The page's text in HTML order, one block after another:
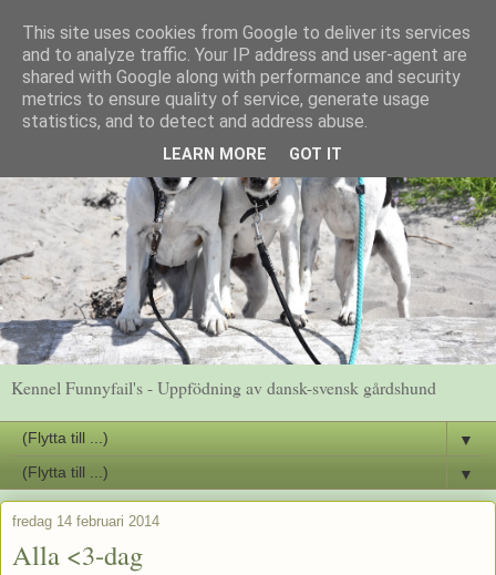
Kennel Funnyfail's - Uppfödning av dansk-svensk gårdshund
▼
▼
fredag 14 februari 2014
Alla <3-dag
This site uses cookies from Google to deliver its services
and to analyze traffic. Your IP address and user-agent are
shared with Google along with performance and security
metrics to ensure quality of service, generate usage
statistics, and to detect and address abuse.
LEARN MORE GOT IT